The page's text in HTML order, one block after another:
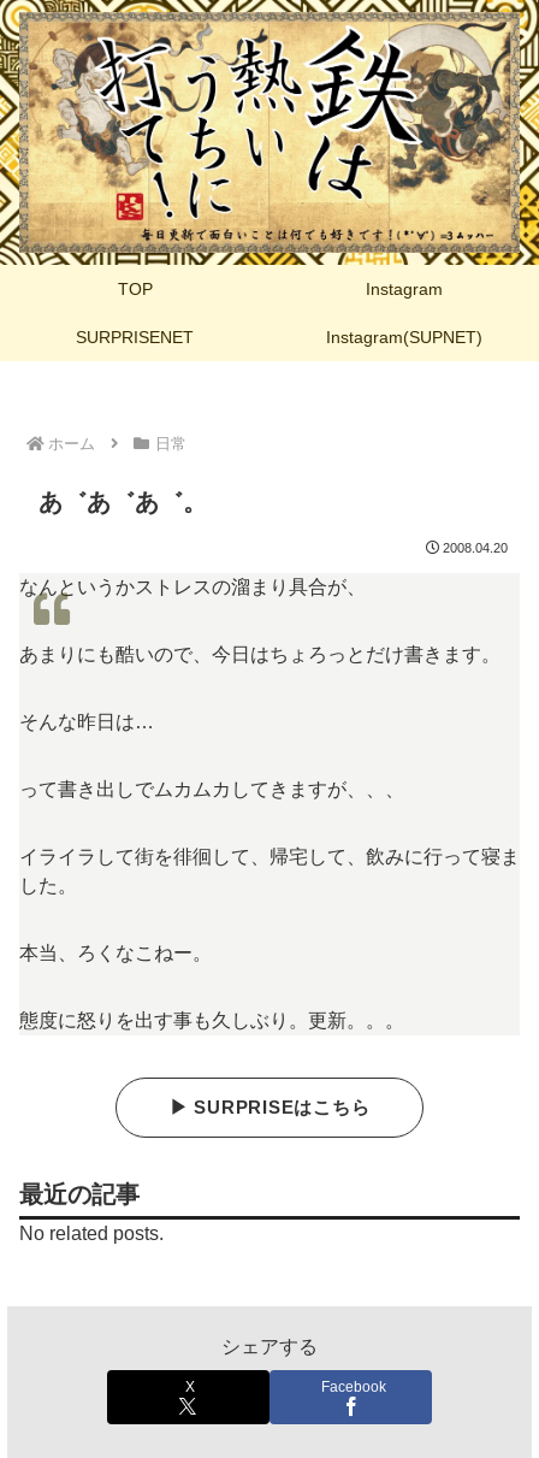
TOP Instagram
SURPRISENET Instagram(SUPNET)
ホーム 日常
あ゛あ゛あ゛。
2008.04.20
なんというかストレスの溜まり具合が、
あまりにも酷いので、今日はちょろっとだけ書きます。
そんな昨日は…
って書き出しでムカムカしてきますが、、、
イライラして街を徘徊して、帰宅して、飲みに行って寝ま
した。
本当、ろくなこねー。
態度に怒りを出す事も久しぶり。更新。。。
▶ SURPRISEはこちら
最近の記事
No related posts.
シェアする
X Facebook